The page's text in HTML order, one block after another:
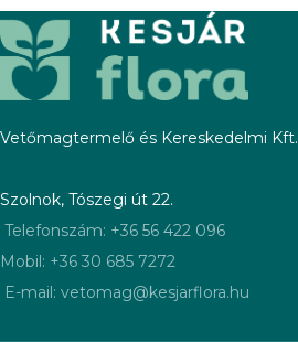
Vetőmagtermelő és Kereskedelmi Kft.
Szolnok, Tószegi út 22.
Telefonszám: +36 56 422 096
Mobil: +36 30 685 7272
E-mail: vetomag@kesjarflora.hu